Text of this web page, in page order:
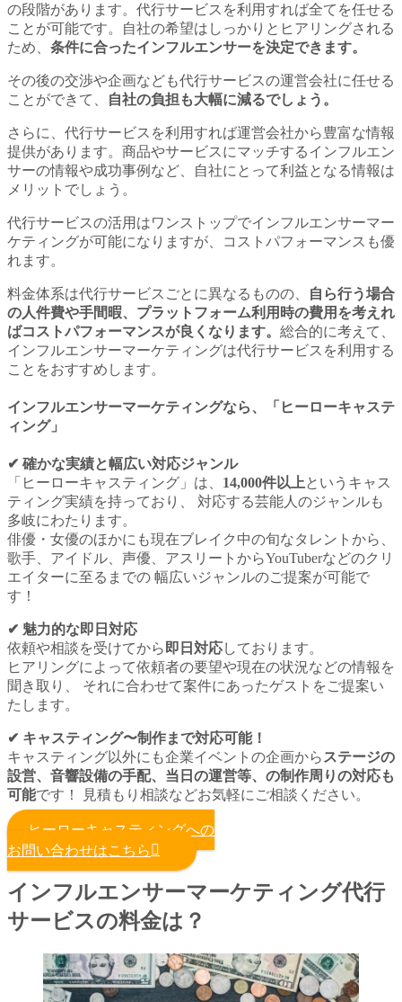
の段階があります。代行サービスを利用すれば全てを任せる
ことが可能です。自社の希望はしっかりとヒアリングされる
ため、 条件に合ったインフルエンサーを決定できます。
その後の交渉や企画なども代行サービスの運営会社に任せる
ことができて、
自社の負担も大幅に減るでしょう。
さらに、代行サービスを利用すれば運営会社から豊富な情報
提供があります。商品やサービスにマッチするインフルエン
サーの情報や成功事例など、自社にとって利益となる情報は
メリットでしょう。
代行サービスの活用はワンストップでインフルエンサーマー
ケティングが可能になりますが、コストパフォーマンスも優
れます。
料金体系は代行サービスごとに異なるものの、
自ら行う場合
の人件費や手間暇、プラットフォーム利用時の費用を考えれ
ばコストパフォーマンスが良くなります。 総合的に考えて、
インフルエンサーマーケティングは代行サービスを利用する
ことをおすすめします。
インフルエンサーマーケティングなら、「ヒーローキャステ
ィング」
✔︎ 確かな実績と幅広い対応ジャンル
「ヒーローキャスティング」は、 14,000件以上というキャス
ティング実績を持っており、 対応する芸能人のジャンルも
多岐にわたります。
俳優・女優のほかにも現在ブレイク中の旬なタレントから、
歌手、アイドル、声優、アスリートからYouTuberなどのクリ
エイターに至るまでの 幅広いジャンルのご提案が可能で
す！
✔︎ 魅力的な即日対応
依頼や相談を受けてから即日対応しております。
ヒアリングによって依頼者の要望や現在の状況などの情報を
聞き取り、 それに合わせて案件にあったゲストをご提案い
たします。
✔︎ キャスティング〜制作まで対応可能！
キャスティング以外にも企業イベントの企画からステージの
設営、音響設備の手配、当日の運営等、の制作周りの対応も
可能です！ 見積もり相談などお気軽にご相談ください。
ヒーローキャスティングへの
お問い合わせはこちら
インフルエンサーマーケティング代行
サービスの料金は？